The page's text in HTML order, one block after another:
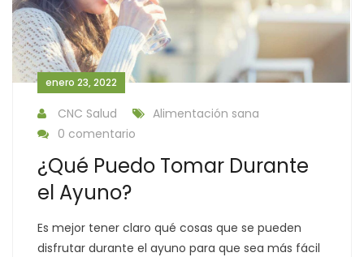
enero 23, 2022
CNC Salud
Alimentación sana
0 comentario
¿Qué Puedo Tomar Durante
el Ayuno?
Es mejor tener claro qué cosas que se pueden
disfrutar durante el ayuno para que sea más fácil